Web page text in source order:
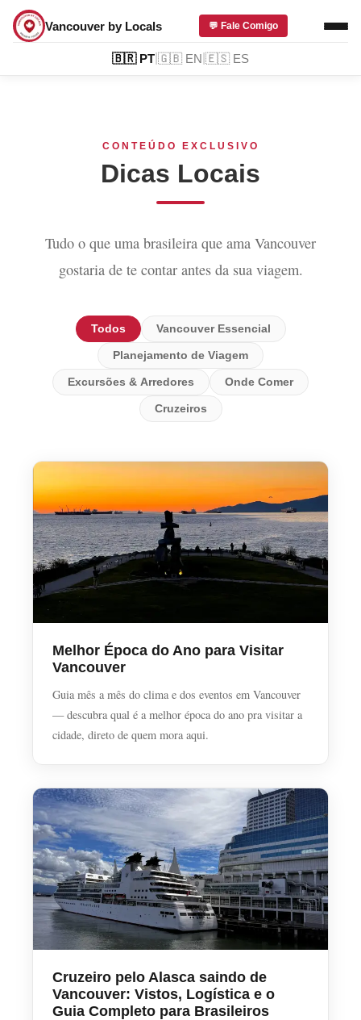
Vancouver by Locals
🇧🇷 PT 🇬🇧 EN 🇪🇸 ES
💬 Fale Comigo
CONTEÚDO EXCLUSIVO
Dicas Locais
Tudo o que uma brasileira que ama Vancouver
gostaria de te contar antes da sua viagem.
Todos Vancouver Essencial
Planejamento de Viagem
Excursões & Arredores Onde Comer
Cruzeiros
Melhor Época do Ano para Visitar
Vancouver
Guia mês a mês do clima e dos eventos em Vancouver
— descubra qual é a melhor época do ano pra visitar a
cidade, direto de quem mora aqui.
Cruzeiro pelo Alasca saindo de
Vancouver: Vistos, Logística e o
Guia Completo para Brasileiros